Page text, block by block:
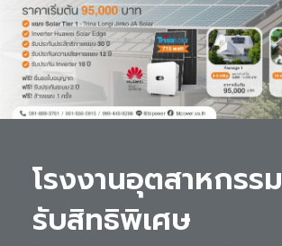
โรงงานอุตสาหกรรม
รับสิทธิพิเศษ